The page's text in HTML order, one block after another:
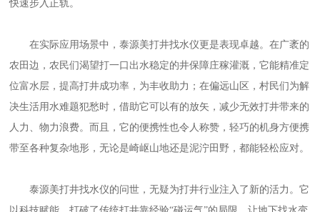
快速步入正轨。
在实际应用场景中，泰源美打井找水仪更是表现卓越。在广袤的
农田边，农民们渴望打一口出水稳定的井保障庄稼灌溉，它能精准定
位富水层，提高打井成功率，为丰收助力；在偏远山区，村民们为解
决生活用水难题犯愁时，借助它可以有的放矢，减少无效打井带来的
人力、物力浪费。而且，它的便携性也令人称赞，轻巧的机身方便携
带至各种复杂地形，无论是崎岖山地还是泥泞田野，都能轻松应对。
泰源美打井找水仪的问世，无疑为打井行业注入了新的活力。它